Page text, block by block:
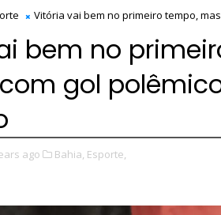
Vitória vai bem no primeiro tempo,
bem no
gol
ago Bahia, Esporte,